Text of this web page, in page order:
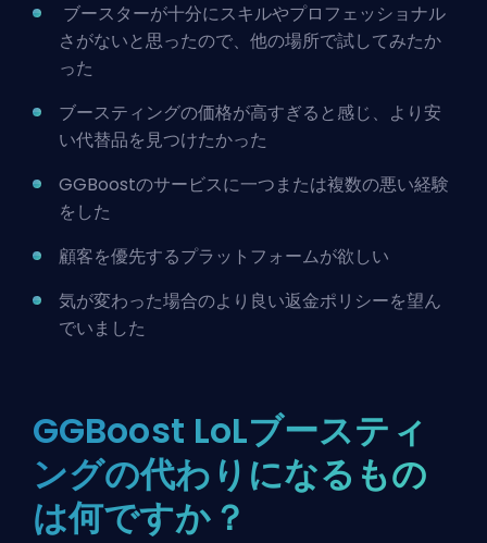
ブースターが十分にスキルやプロフェッショナル
さがないと思ったので、他の場所で試してみたか
った
ブースティングの価格が高すぎると感じ、より安
い代替品を見つけたかった
GGBoostのサービスに一つまたは複数の悪い経験
をした
顧客を優先するプラットフォームが欲しい
気が変わった場合のより良い返金ポリシーを望ん
でいました
GGBoost LoLブースティ
ングの代わりになるもの
は何ですか？